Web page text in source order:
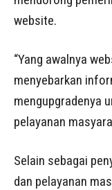
website.
“Yang awalnya
menyebarkan
mengupgradenya
pelayanan
Selain sebagai
dan pelayanan